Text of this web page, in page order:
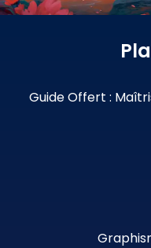
Guide Offert :